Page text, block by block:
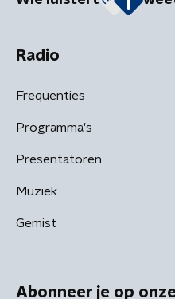
Radio
Frequenties
Programma's
Presentatoren
Muziek
Gemist
Abonneer je op